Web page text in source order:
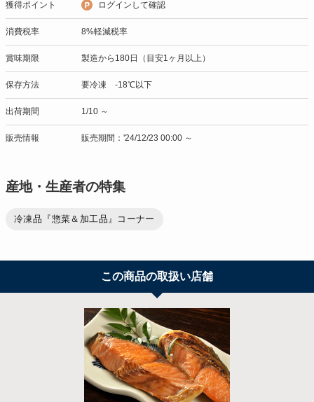
獲得ポイント ログインして確認
消費税率 8%軽減税率
賞味期限 製造から180日（目安1ヶ月以上）
保存方法 要冷凍 -18℃以下
出荷期間 1/10 ～
販売情報 販売期間：'24/12/23 00:00 ～
産地・生産者の特集
冷凍品『惣菜＆加工品』コーナー
この商品の取扱い店舗